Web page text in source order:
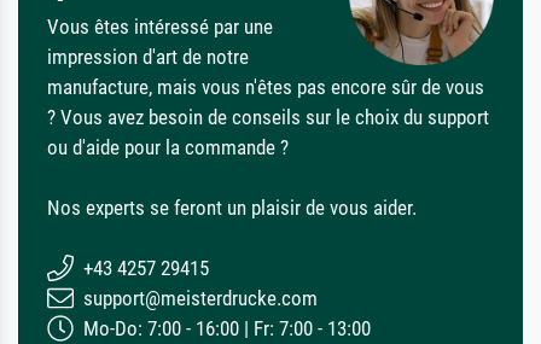
Vous êtes intéressé par une
impression d'art de notre
manufacture, mais vous n'êtes pas encore sûr de vous
? Vous avez besoin de conseils sur le choix du support
ou d'aide pour la commande ?
Nos experts se feront un plaisir de vous aider.
+43 4257 29415
support@meisterdrucke.com
Mo-Do: 7:00 - 16:00 | Fr: 7:00 - 13:00